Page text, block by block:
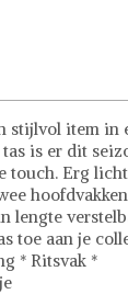
stijlvol item in
is er dit
touch. Erg
lengte
toe aan je
* Ritsvak *